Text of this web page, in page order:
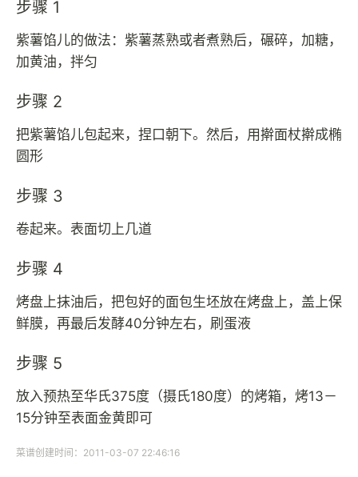
步骤 1
紫薯馅儿的做法：紫薯蒸熟或者煮熟后，碾碎，加糖，
加黄油，拌匀
步骤 2
把紫薯馅儿包起来，捏口朝下。然后，用擀面杖擀成椭
圆形
步骤 3
卷起来。表面切上几道
步骤 4
烤盘上抹油后，把包好的面包生坯放在烤盘上，盖上保
鲜膜，再最后发酵40分钟左右，刷蛋液
步骤 5
放入预热至华氏375度（摄氏180度）的烤箱，烤13－
15分钟至表面金黄即可
菜谱创建时间：2011-03-07 22:46:16